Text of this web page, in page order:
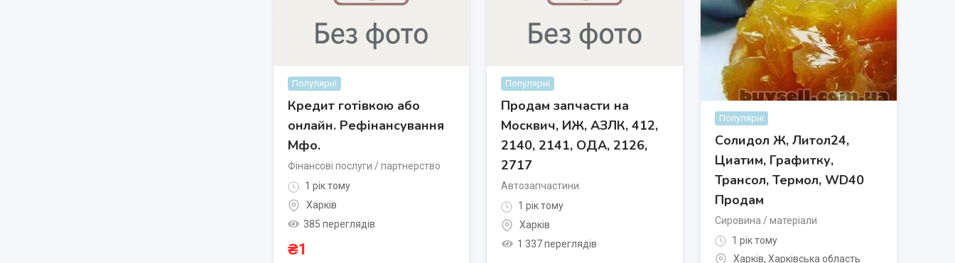
Популярні
Кредит готівкою або
онлайн. Рефінансування
Мфо.
Фінансові послуги / партнерство
1 рік тому
Харків
385 переглядів
₴1
Популярні
Продам запчасти на
Москвич, ИЖ, АЗЛК, 412,
2140, 2141, ОДА, 2126,
2717
Автозапчастини
1 рік тому
Харків
1 337 переглядів
Популярні
Солидол Ж, Литол24,
Циатим, Графитку,
Трансол, Термол, WD40
Продам
Сировина / матеріали
1 рік тому
Харків, Харківська область